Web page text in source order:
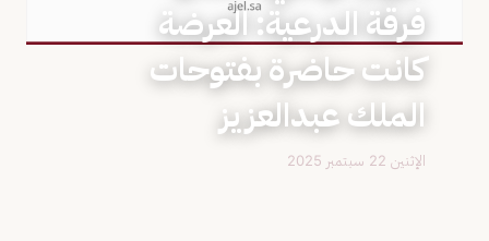
فرقة الدرعية: العرضة
كانت حاضرة بفتوحات
الملك عبدالعزيز
الإثنين 22 سبتمبر 2025